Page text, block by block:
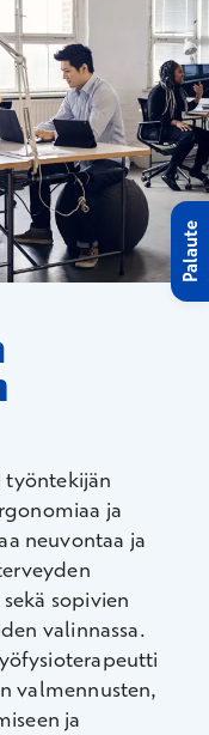
työntekijän
ja
neuvontaa ja
sopivien
valinnassa.
valmennusten,
ja
Palaute